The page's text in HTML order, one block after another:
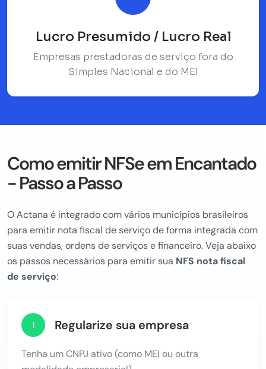
Lucro Presumido / Lucro Real
Empresas prestadoras de serviço fora do
Simples Nacional e do MEI
Como emitir NFSe em Encantado
- Passo a Passo
O Actana é integrado com vários municípios brasileiros
para emitir nota fiscal de serviço de forma integrada com
suas vendas, ordens de serviços e financeiro. Veja abaixo
os passos necessários para emitir sua NFS nota fiscal
de serviço:
1 Regularize sua empresa
Tenha um CNPJ ativo (como MEI ou outra